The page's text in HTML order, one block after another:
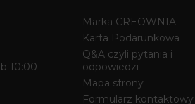
10:00 -
Marka CREOWNIA
Karta Podarunkowa
Q&A czyli pytania i
odpowiedzi
Mapa strony
Formularz kontaktowy